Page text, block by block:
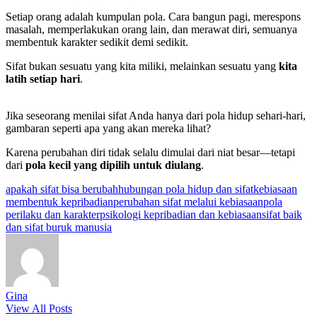
Setiap orang adalah kumpulan pola. Cara bangun pagi, merespons
masalah, memperlakukan orang lain, dan merawat diri, semuanya
membentuk karakter sedikit demi sedikit.
Sifat bukan sesuatu yang kita miliki, melainkan sesuatu yang kita
latih setiap hari.
Jika seseorang menilai sifat Anda hanya dari pola hidup sehari-hari,
gambaran seperti apa yang akan mereka lihat?
Karena perubahan diri tidak selalu dimulai dari niat besar—tetapi
dari pola kecil yang dipilih untuk diulang.
Tags:
apakah sifat bisa berubahhubungan pola hidup dan sifatkebiasaan
membentuk kepribadianperubahan sifat melalui kebiasaanpola
perilaku dan karakterpsikologi kepribadian dan kebiasaansifat baik
dan sifat buruk manusia
Gina
View All Posts